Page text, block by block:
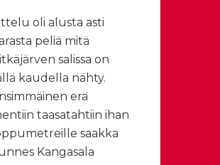
oli alusta asti
peliä mitä
salissa on
kaudella nähty.
erä
taasatahtiin ihan
saakka
Kangasala